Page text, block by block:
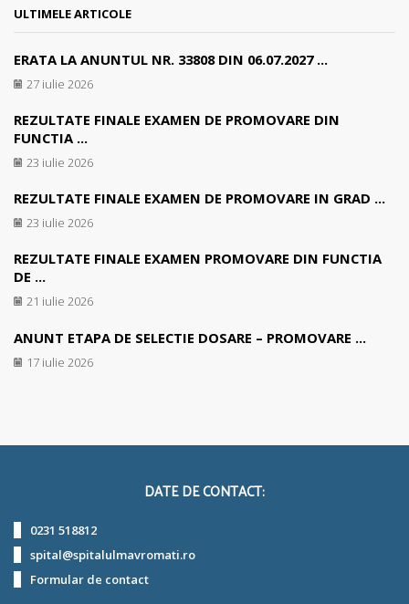
ULTIMELE ARTICOLE
ERATA LA ANUNTUL NR. 33808 DIN 06.07.2027 ...
27 iulie 2026
REZULTATE FINALE EXAMEN DE PROMOVARE DIN
FUNCTIA ...
23 iulie 2026
REZULTATE FINALE EXAMEN DE PROMOVARE IN GRAD ...
23 iulie 2026
REZULTATE FINALE EXAMEN PROMOVARE DIN FUNCTIA
DE ...
21 iulie 2026
ANUNT ETAPA DE SELECTIE DOSARE – PROMOVARE ...
17 iulie 2026
DATE DE CONTACT:
0231 518812
spital@spitalulmavromati.ro
Formular de contact